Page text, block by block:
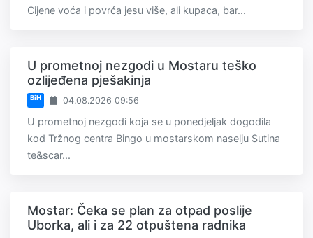
Cijene voća i povrća jesu više, ali kupaca, bar...
U prometnoj nezgodi u Mostaru teško
ozlijeđena pješakinja
BiH 04.08.2026 09:56
U prometnoj nezgodi koja se u ponedjeljak dogodila
kod Tržnog centra Bingo u mostarskom naselju Sutina
te&scar...
Mostar: Čeka se plan za otpad poslije
Uborka, ali i za 22 otpuštena radnika